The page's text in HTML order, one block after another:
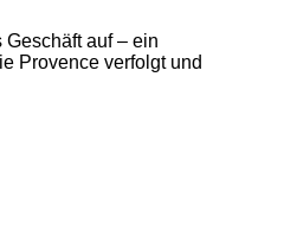
auf – ein
Provence verfolgt und